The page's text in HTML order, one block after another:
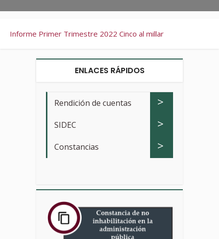
Informe Primer Trimestre 2022 Cinco al millar
ENLACES RÁPIDOS
Rendición de cuentas >
SIDEC >
Constancias >